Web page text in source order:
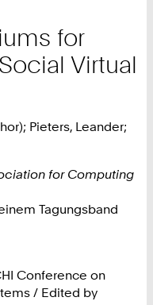
for
Virtual
Pieters, Leander;
for Computing
Tagungsband
Conference on
/ Edited by